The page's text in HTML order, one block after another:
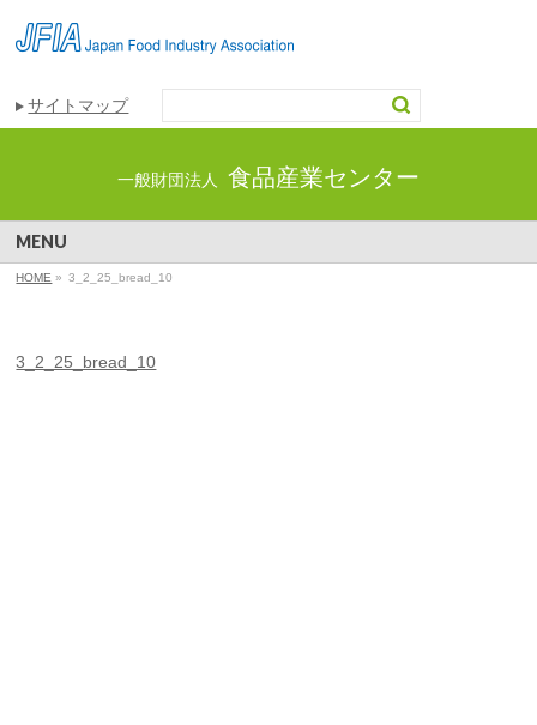
サイトマップ
一般財団法人 食品産業センター
MENU
HOME » 3_2_25_bread_10
3_2_25_bread_10